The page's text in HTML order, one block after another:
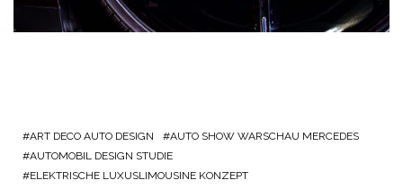
ART DECO AUTO DESIGN
AUTO SHOW WARSCHAU MERCEDES
AUTOMOBIL DESIGN STUDIE
ELEKTRISCHE LUXUSLIMOUSINE KONZEPT